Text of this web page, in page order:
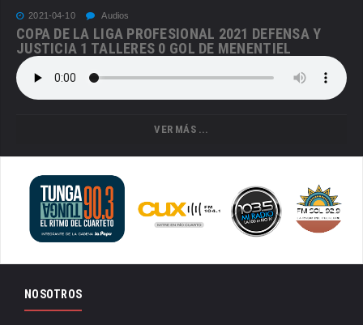
2021-04-10 Audios
COPA DE LA LIGA PROFESIONAL 2021 DEFENSA Y
JUSTICIA 1 TALLERES 0 GOL DE MENENTIEL
VER MÁS ...
NOSOTROS